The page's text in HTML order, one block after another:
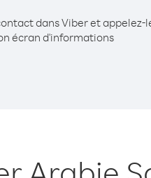
dans Viber et appelez-
écran d'informations